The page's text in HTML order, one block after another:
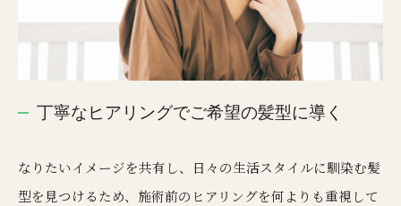
丁寧なヒアリングでご希望の髪型に導く
なりたいイメージを共有し、日々の生活スタイルに馴染む髪
型を見つけるため、施術前のヒアリングを何よりも重視して